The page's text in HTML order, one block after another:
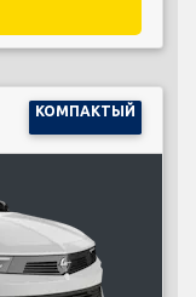
КОМПАКТЫЙ